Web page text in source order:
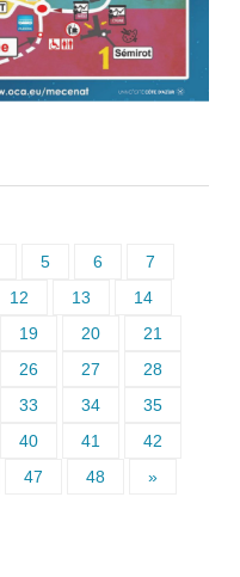
5 6
7
12 13
14
19 20
21
26 27
28
33 34
35
40 41
42
47 48 »